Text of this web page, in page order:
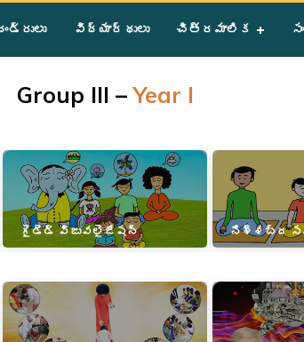
విద్యార్థులు చిత్రమాలిక
Group III –Year I
గైడెడ్ విజువలైజేషన్ నిశ్శబ్ద